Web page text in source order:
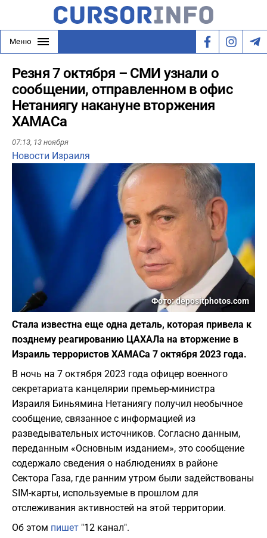
Меню
Резня 7 октября – СМИ узнали о
сообщении, отправленном в офис
Нетаниягу накануне вторжения
ХАМАСа
07:13, 13 ноября
Новости Израиля
Фото: depositphotos.com
Стала известна еще одна деталь, которая привела к
позднему реагированию ЦАХАЛа на вторжение в
Израиль террористов ХАМАСа 7 октября 2023 года.
В ночь на 7 октября 2023 года офицер военного
секретариата канцелярии премьер-министра
Израиля Биньямина Нетаниягу получил необычное
сообщение, связанное с информацией из
разведывательных источников. Согласно данным,
переданным «Основным изданием», это сообщение
содержало сведения о наблюдениях в районе
Сектора Газа, где ранним утром были задействованы
SIM-карты, используемые в прошлом для
отслеживания активностей на этой территории.
Об этом пишет "12 канал".